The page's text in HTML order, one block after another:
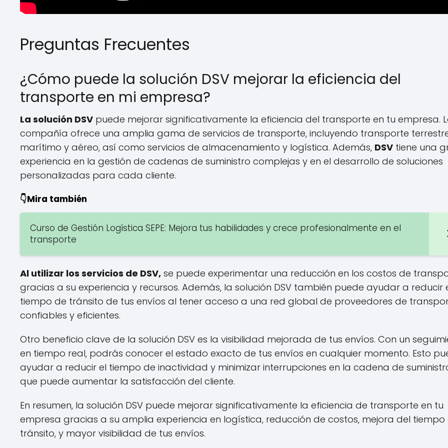
Preguntas Frecuentes
¿Cómo puede la solución DSV mejorar la eficiencia del
transporte en mi empresa?
La solución DSV puede mejorar significativamente la eficiencia del transporte en tu empresa.
compañía ofrece una amplia gama de servicios de transporte, incluyendo transporte
marítimo y aéreo, así como servicios de almacenamiento y logística. Además, DSV tiene una
experiencia en la gestión de cadenas de suministro complejas y en el desarrollo de soluciones
personalizadas para cada cliente.
👇Mira también
Curso de Gestión Logística SEPE: Mejora tus habilidades y crece profesionalmente en el
transporte
Al utilizar los servicios de DSV, se puede experimentar una reducción en los costos de
gracias a su experiencia y recursos. Además, la solución DSV también puede ayudar a reducir
tiempo de tránsito de tus envíos al tener acceso a una red global de proveedores de
confiables y eficientes.
Otro beneficio clave de la solución DSV es la visibilidad mejorada de tus envíos. Con un
en tiempo real, podrás conocer el estado exacto de tus envíos en cualquier momento. Esto
ayudar a reducir el tiempo de inactividad y minimizar interrupciones en la cadena de
que puede aumentar la satisfacción del cliente.
En resumen, la solución DSV puede mejorar significativamente la eficiencia de transporte en tu
empresa gracias a su amplia experiencia en logística, reducción de costos, mejora del tiempo
tránsito, y mayor visibilidad de tus envíos.